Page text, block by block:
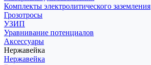
Комплекты электролитического заземления
Грозотросы
УЗИП
Уравнивание потенциалов
Аксессуары
Нержавейка
Нержавейка